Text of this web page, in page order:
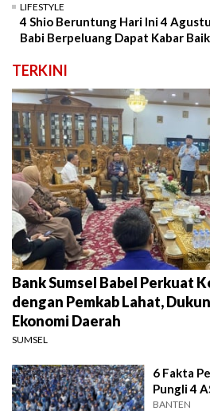
LIFESTYLE
4 Shio Beruntung Hari Ini 4
Babi Berpeluang Dapat Kabar Baik
TERKINI
Bank Sumsel Babel Perkuat
dengan Pemkab Lahat,
Ekonomi Daerah
SUMSEL
6 Fakta
Pungli 4
BANTEN